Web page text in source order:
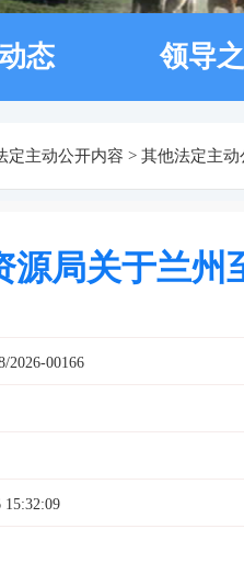
态 领导
定主动公开内容 > 其他法定主动
源局关于兰
2026-00166
15:32:09